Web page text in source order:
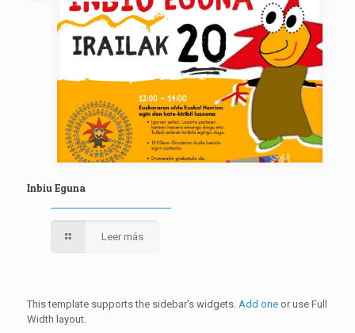
Inbiu Eguna
Leer más
This template supports the sidebar's widgets. Add oneor use Full
Width layout.